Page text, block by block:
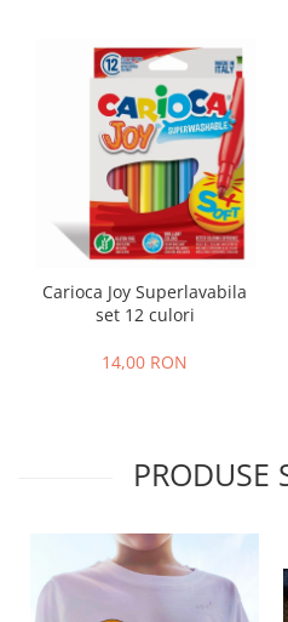
Carioca Joy Superlavabila
set 12 culori
14,00 RON
PRODUSE